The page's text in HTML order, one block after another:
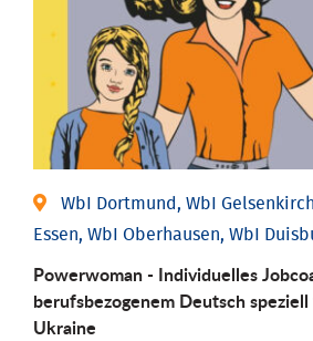
WbI Dortmund, WbI
Essen, WbI Oberhausen, WbI
Powerwoman - Individuelles
berufsbezogenem Deutsch
Ukraine